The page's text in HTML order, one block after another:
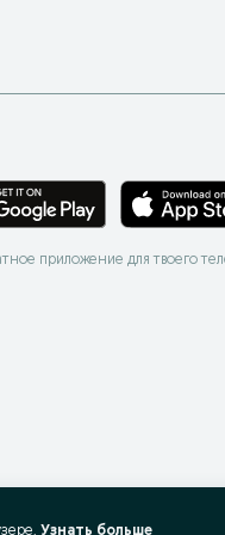
приложение для твоего
Узнать больше